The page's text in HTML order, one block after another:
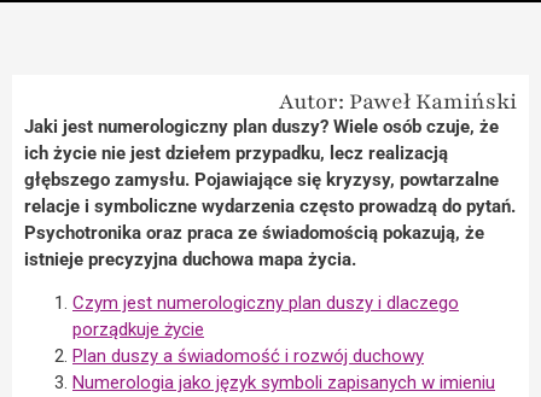
Autor: Paweł Kamiński
Jaki jest numerologiczny plan duszy? Wiele osób czuje, że
ich życie nie jest dziełem przypadku, lecz realizacją
głębszego zamysłu. Pojawiające się kryzysy, powtarzalne
relacje i symboliczne wydarzenia często prowadzą do pytań.
Psychotronika oraz praca ze świadomością pokazują, że
istnieje precyzyjna duchowa mapa życia.
Czym jest numerologiczny plan duszy i dlaczego
porządkuje życie
Plan duszy a świadomość i rozwój duchowy
Numerologia jako język symboli zapisanych w imieniu